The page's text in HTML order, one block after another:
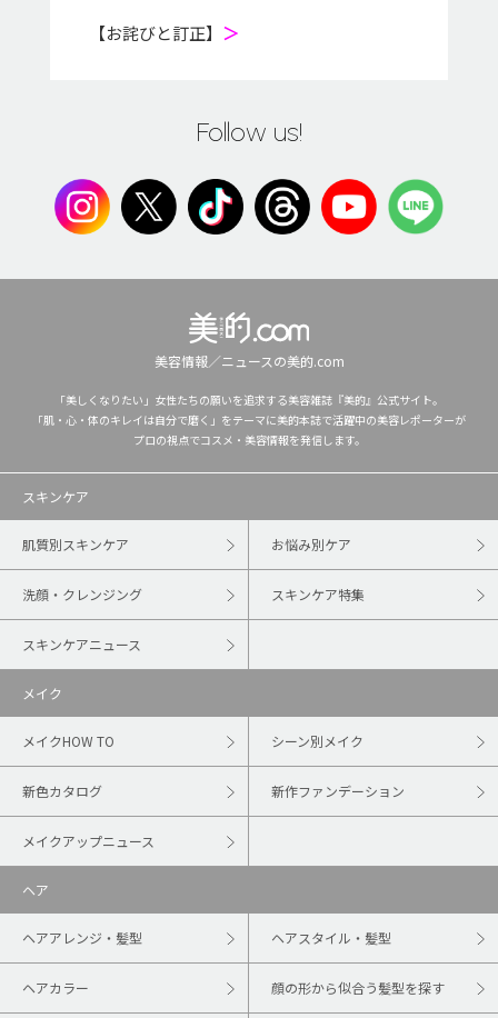
【お詫びと訂正】 ＞
Follow us!
美容情報／ニュースの美的.com
「美しくなりたい」女性たちの願いを追求する美容雑誌『美的』公式サイト。
「肌・心・体のキレイは自分で磨く」をテーマに美的本誌で活躍中の美容レポーターが
プロの視点でコスメ・美容情報を発信します。
スキンケア
肌質別スキンケア お悩み別ケア
洗顔・クレンジング スキンケア特集
スキンケアニュース
メイク
メイクHOW TO シーン別メイク
新色カタログ 新作ファンデーション
メイクアップニュース
ヘア
ヘアアレンジ・髪型 ヘアスタイル・髪型
ヘアカラー 顔の形から似合う髪型を探す